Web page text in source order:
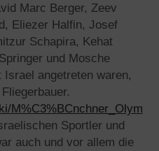
Marc Berger, Zeev
Eliezer Halfin, Josef
Schapira, Kehat
und Mosche
angetreten waren,
M%C3%BCnchner_Olym
Sportler und
auch und vor allem die